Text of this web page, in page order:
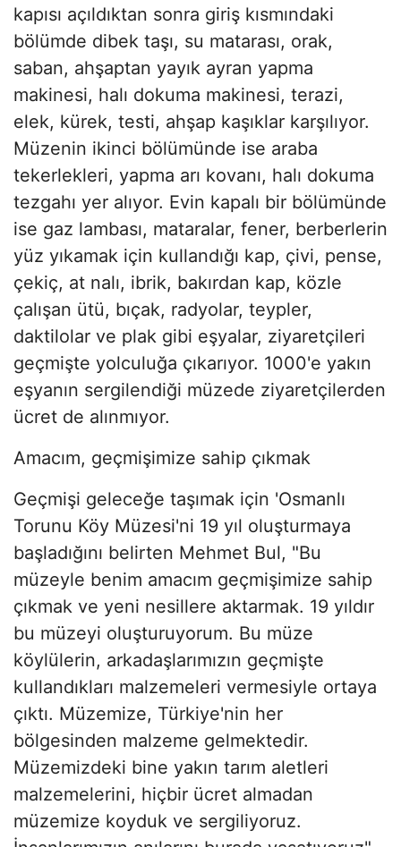
kapısı açıldıktan sonra giriş kısmındaki
bölümde dibek taşı, su matarası, orak,
saban, ahşaptan yayık ayran yapma
makinesi, halı dokuma makinesi, terazi,
elek, kürek, testi, ahşap kaşıklar karşılıyor.
Müzenin ikinci bölümünde ise araba
tekerlekleri, yapma arı kovanı, halı dokuma
tezgahı yer alıyor. Evin kapalı bir bölümünde
ise gaz lambası, mataralar, fener, berberlerin
yüz yıkamak için kullandığı kap, çivi, pense,
çekiç, at nalı, ibrik, bakırdan kap, közle
çalışan ütü, bıçak, radyolar, teypler,
daktilolar ve plak gibi eşyalar, ziyaretçileri
geçmişte yolculuğa çıkarıyor. 1000'e yakın
eşyanın sergilendiği müzede ziyaretçilerden
ücret de alınmıyor.
Amacım, geçmişimize sahip çıkmak
Geçmişi geleceğe taşımak için 'Osmanlı
Torunu Köy Müzesi'ni 19 yıl oluşturmaya
başladığını belirten Mehmet Bul, "Bu
müzeyle benim amacım geçmişimize sahip
çıkmak ve yeni nesillere aktarmak. 19 yıldır
bu müzeyi oluşturuyorum. Bu müze
köylülerin, arkadaşlarımızın geçmişte
kullandıkları malzemeleri vermesiyle ortaya
çıktı. Müzemize, Türkiye'nin her
bölgesinden malzeme gelmektedir.
Müzemizdeki bine yakın tarım aletleri
malzemelerini, hiçbir ücret almadan
müzemize koyduk ve sergiliyoruz.